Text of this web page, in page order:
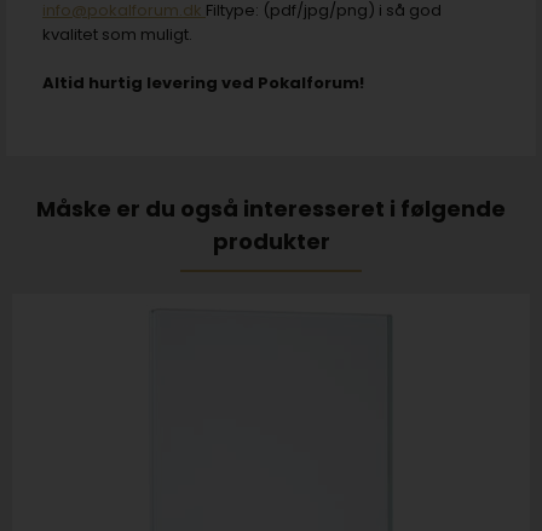
info@pokalforum.dk Filtype: (pdf/jpg/png) i så god
kvalitet som muligt.
Altid hurtig levering ved Pokalforum!
Måske er du også interesseret i følgende
produkter